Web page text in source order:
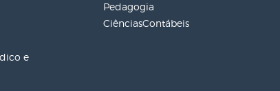
e
Pedagogia
CiênciasContábeis